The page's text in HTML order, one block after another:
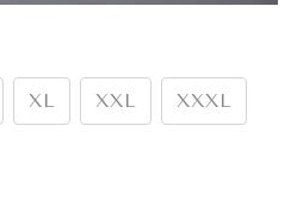
XL XXL XXXL